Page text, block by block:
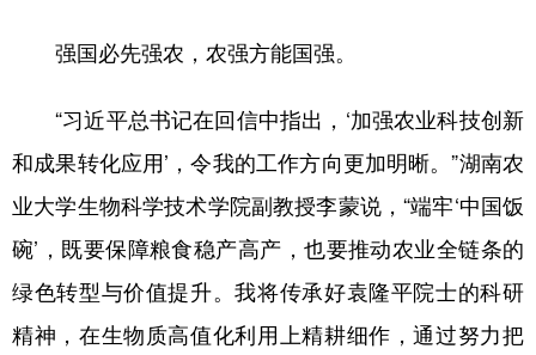
强国必先强农，农强方能国强。
“习近平总书记在回信中指出，‘加强农业科技创新
和成果转化应用’，令我的工作方向更加明晰。”湖南农
业大学生物科学技术学院副教授李蒙说，“端牢‘中国饭
碗’，既要保障粮食稳产高产，也要推动农业全链条的
绿色转型与价值提升。我将传承好袁隆平院士的科研
精神，在生物质高值化利用上精耕细作，通过努力把